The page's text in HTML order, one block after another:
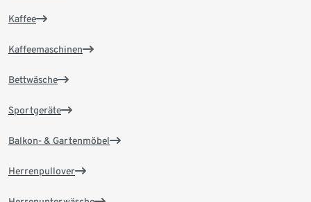
Kaffee
Kaffeemaschinen
Bettwäsche
Sportgeräte
Balkon- & Gartenmöbel
Herrenpullover